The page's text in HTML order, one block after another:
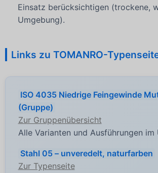
Einsatz berücksichtigen (trockene,
Umgebung).
Links zu TOMANRO-
ISO 4035 Niedrige Feingewinde
(Gruppe)
Zur Gruppenübersicht
Alle Varianten und Ausführungen im
Stahl 05 – unveredelt, naturfarben
Zur Typenseite